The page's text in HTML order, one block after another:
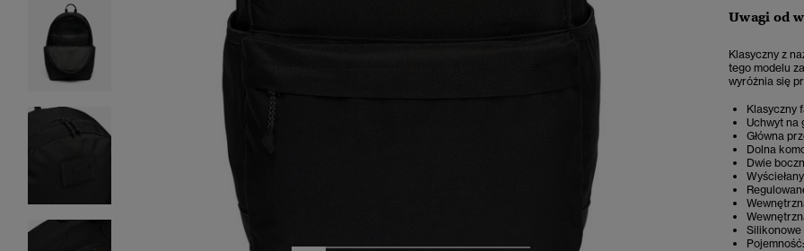
Uwagi od
Klasyczny z
tego modelu
wyróżnia się
Klasyczny
Uchwyt na
Główna
Dolna
Dwie
Silikonowe